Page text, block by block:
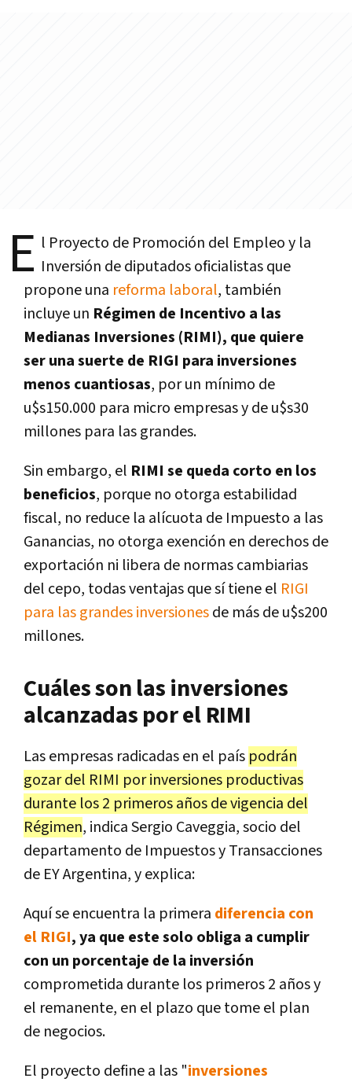
E l Proyecto de Promoción del Empleo y la
Inversión de diputados oficialistas que
propone una reforma laboral, también
incluye un Régimen de Incentivo a las
Medianas Inversiones (RIMI), que quiere
ser una suerte de RIGI para inversiones
menos cuantiosas, por un mínimo de
u$s150.000 para micro empresas y de u$s30
millones para las grandes.
Sin embargo, el RIMI se queda corto en los
beneficios, porque no otorga estabilidad
fiscal, no reduce la alícuota de Impuesto a las
Ganancias, no otorga exención en derechos de
exportación ni libera de normas cambiarias
del cepo, todas ventajas que sí tiene el RIGI
para las grandes inversionesde más de u$s200
millones.
Cuáles son las inversiones
alcanzadas por el RIMI
Las empresas radicadas en el país podrán
gozar del RIMI por inversiones productivas
durante los 2 primeros años de vigencia del
Régimen, indica Sergio Caveggia, socio del
departamento de Impuestos y Transacciones
de EY Argentina, y explica:
Aquí se encuentra la primera diferencia con
el RIGI, ya que este solo obliga a cumplir
con un porcentaje de la inversión
comprometida durante los primeros 2 años y
el remanente, en el plazo que tome el plan
de negocios.
El proyecto define a las "inversiones